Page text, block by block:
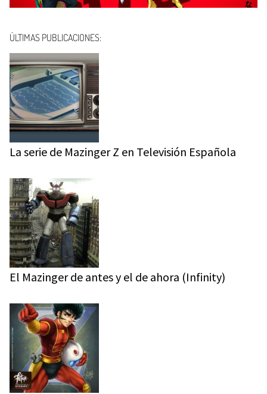
ÚLTIMAS PUBLICACIONES:
La serie de Mazinger Z en Televisión Española
El Mazinger de antes y el de ahora (Infinity)